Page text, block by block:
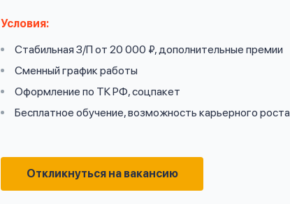
Условия:
Стабильная З/П от 20 000 ₽, дополнительные премии
Сменный график работы
Оформление по ТК РФ, соцпакет
Бесплатное обучение, возможность карьерного роста
Откликнуться на вакансию